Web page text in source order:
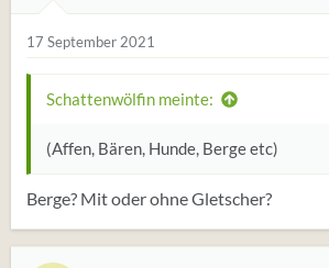
e
n
17 September 2021
Schattenwölfin meinte:
(Affen, Bären, Hunde, Berge etc)
Berge? Mit oder ohne Gletscher?